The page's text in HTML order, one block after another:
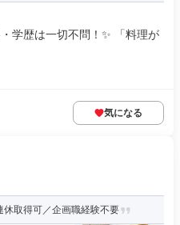
学歴は一切不問！✨ 「料理が
気になる
取得可／企画職経験不要